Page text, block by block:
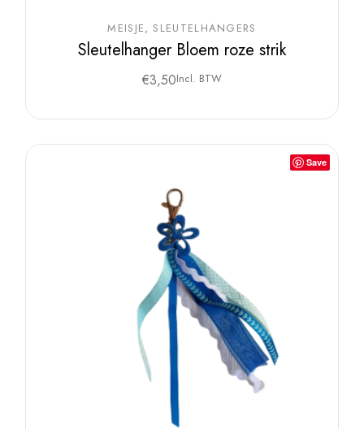
MEISJE SLEUTELHANGERS
Sleutelhanger Bloem roze strik
€3,50Incl. BTW
Save